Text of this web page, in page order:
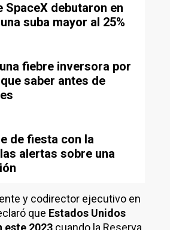
SpaceX debutaron en
suba mayor al 25%
fiebre inversora por
saber antes de
de fiesta con la
alertas sobre una
y codirector ejecutivo en
que Estados Unidos
este 2023 cuando la Reserva